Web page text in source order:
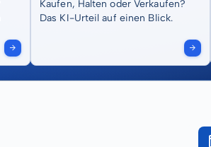
Kaufen, Halten oder Verkaufen?
Das KI-Urteil auf einen Blick.